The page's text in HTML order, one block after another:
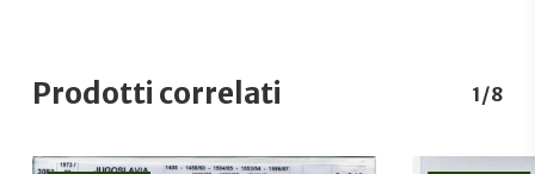
Prodotti correlati 1/8